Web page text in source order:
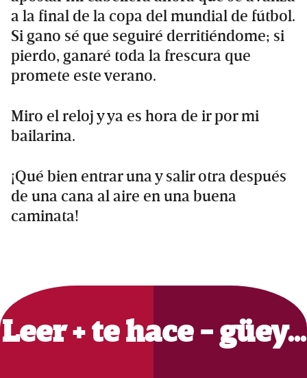
a la final de la copa del mundial de fútbol.
Si gano sé que seguiré derritiéndome; si
pierdo, ganaré toda la frescura que
promete este verano.
Miro el reloj y ya es hora de ir por mi
bailarina.
¡Qué bien entrar una y salir otra después
de una cana al aire en una buena
caminata!
Primary
Sidebar
Leer + te hace - güey…